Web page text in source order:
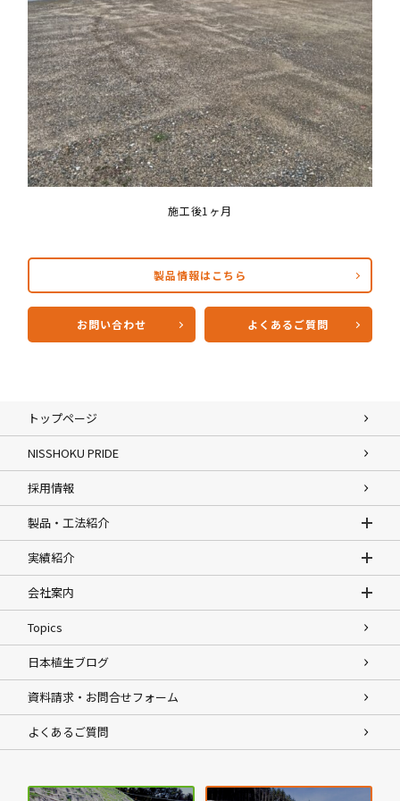
施工後1ヶ月
製品情報はこちら
お問い合わせ よくあるご質問
トップページ
NISSHOKU PRIDE
採用情報
製品・工法紹介
実績紹介
会社案内
Topics
日本植生ブログ
資料請求・お問合せフォーム
よくあるご質問